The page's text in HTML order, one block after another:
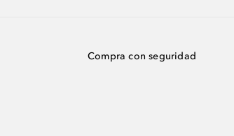
Compra con seguridad